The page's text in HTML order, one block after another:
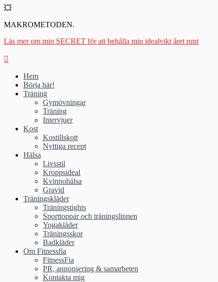
💥
MAKROMETODEN.
Läs mer om min SECRET för att behålla min idealvikt året runt
Hem
Börja här!
Träning
Gymövningar
Träning
Intervjuer
Kost
Kostillskott
Nyttiga recept
Hälsa
Livsstil
Kroppsideal
Kvinnohälsa
Gravid
Träningskläder
Träningstights
Sporttoppar och träningslinnen
Yogakläder
Träningsskor
Badkläder
Om Fitnessfia
FitnessFia
PR, annonsering & samarbeten
Kontakta mig